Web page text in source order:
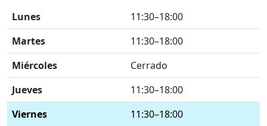
Lunes
11:30–18:00
Martes
11:30–18:00
Miércoles
Cerrado
Jueves
11:30–18:00
Viernes
11:30–18:00